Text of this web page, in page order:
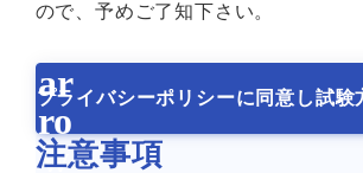
ので、予めご了知下さい。
プライバシーポリシーに同意し試験
注意事項